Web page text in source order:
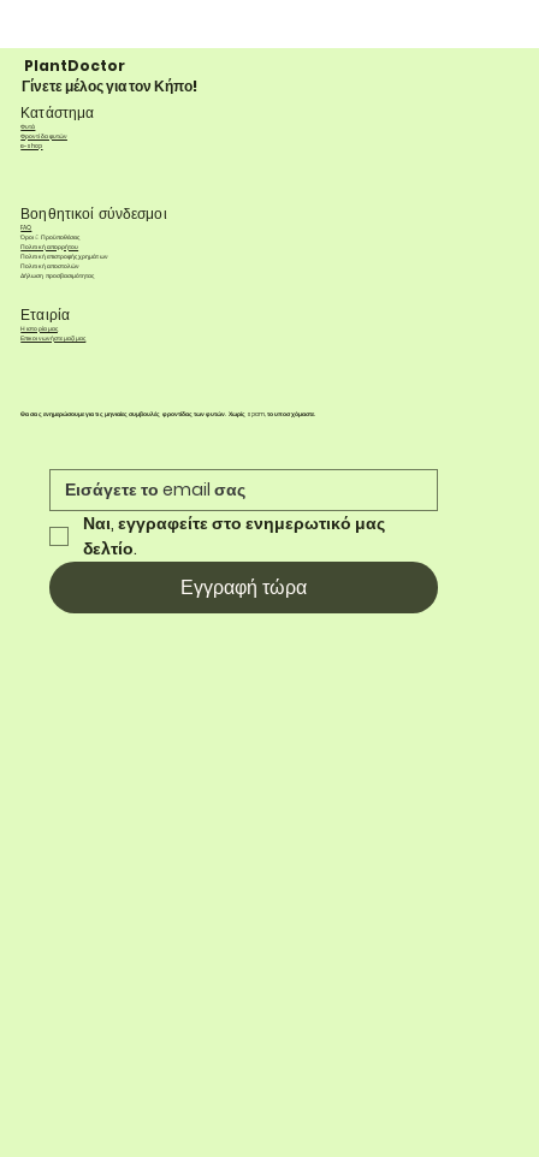
PlantDoctor
Γίνετε μέλος για τον Κήπο!
Κατάστημα
Φυτά
Φροντίδα φυτών
e-shop
Βοηθητικοί σύνδεσμοι
FAQ
Όροι & Προϋποθέσεις
Πολιτική απορρήτου
Πολιτική επιστροφής χρημάτων
Πολιτική αποστολών
Δήλωση προσβασιμότητας
Εταιρία
Η ιστορία μας
Επικοινωνήστε μαζί μας
Θα σας ενημερώσουμε για τις μηνιαίες συμβουλές φροντίδας των φυτών. Χωρίς spam, το υποσχόμαστε.
Ναι, εγγραφείτε στο ενημερωτικό μας
δελτίο.
Εγγραφή τώρα